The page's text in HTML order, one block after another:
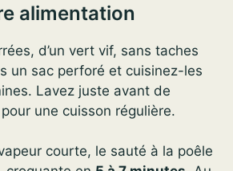
alimentation
d’un vert vif, sans taches
un sac perforé et cuisinez-les
Lavez juste avant de
une cuisson régulière.
courte, le sauté à la poêle